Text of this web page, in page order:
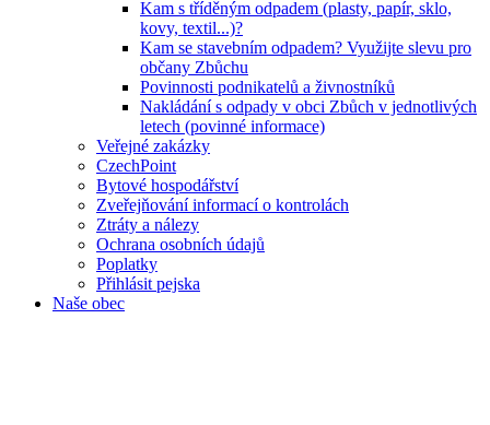
Kam s tříděným odpadem (plasty, papír, sklo,
kovy, textil...)?
Kam se stavebním odpadem? Využijte slevu pro
občany Zbůchu
Povinnosti podnikatelů a živnostníků
Nakládání s odpady v obci Zbůch v jednotlivých
letech (povinné informace)
Veřejné zakázky
CzechPoint
Bytové hospodářství
Zveřejňování informací o kontrolách
Ztráty a nálezy
Ochrana osobních údajů
Poplatky
Přihlásit pejska
Naše obec